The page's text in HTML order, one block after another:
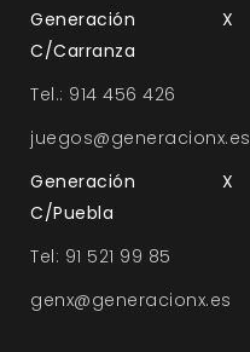
Generación X
C/Carranza
Tel.: 914 456 426
juegos@generacionx.es
Generación X
C/Puebla
Tel: 91 521 99 85
genx@generacionx.es